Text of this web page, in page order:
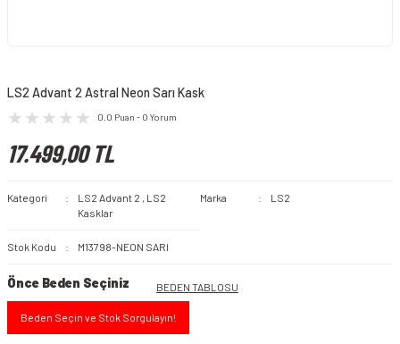
LS2 Advant 2 Astral Neon Sarı Kask
0.0 Puan - 0 Yorum
17.499,00 TL
Kategori LS2 Advant 2 , LS2
Kasklar
Marka LS2
Stok Kodu M13798-NEON SARI
Önce Beden Seçiniz BEDEN TABLOSU
Beden Seçin ve Stok Sorgulayın!